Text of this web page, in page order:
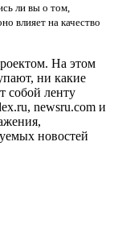
ли вы о том,
влияет на качество
На этом
ни какие
собой ленту
newsru.com и
новостей